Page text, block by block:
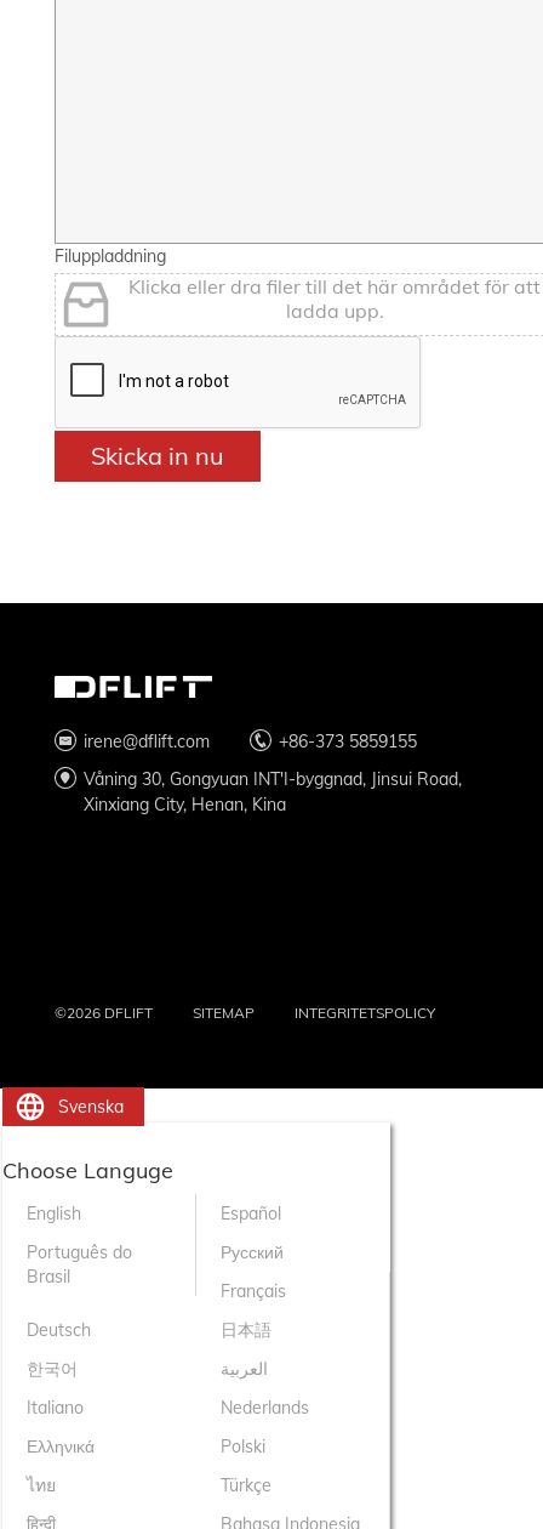
Filuppladdning
Klicka eller dra filer till det här området för att
ladda upp.
Skicka in nu
irene@dflift.com
+86-373 5859155
Våning 30, Gongyuan INT'I-byggnad, Jinsui Road,
Xinxiang City, Henan, Kina
©2026 DFLIFT SITEMAP INTEGRITETSPOLICY
Svenska
Choose Languge
English
Español
Português do
Brasil
Русский
Français
Deutsch
日本語
한국어
العربية
Italiano
Nederlands
Ελληνικά
Polski
ไทย
Türkçe
हिन्दी
Bahasa Indonesia